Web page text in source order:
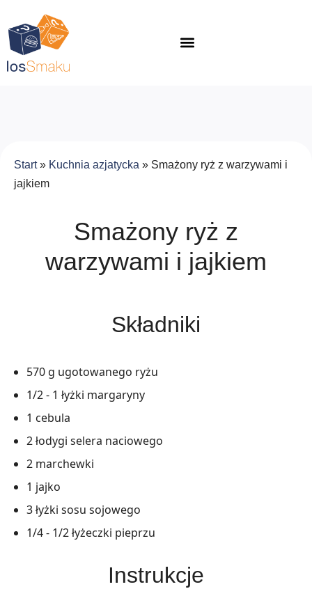
Start» Kuchnia azjatycka » Smażony ryż z warzywami i
jajkiem
Smażony ryż z
warzywami i jajkiem
Składniki
570 g ugotowanego ryżu
1/2 - 1 łyżki margaryny
1 cebula
2 łodygi selera naciowego
2 marchewki
1 jajko
3 łyżki sosu sojowego
1/4 - 1/2 łyżeczki pieprzu
Instrukcje